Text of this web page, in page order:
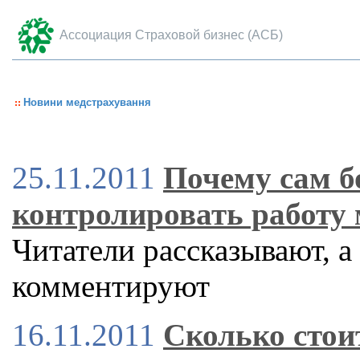
Ассоциация Страховой бизнес (АСБ)
Новини медстрахування
25.11.2011 Почему сам
контролировать работу
Читатели рассказывают,
комментируют
16.11.2011 Сколько